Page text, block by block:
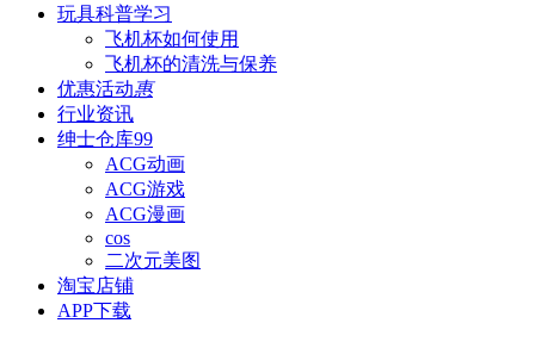
玩具科普学习
飞机杯如何使用
飞机杯的清洗与保养
优惠活动惠
行业资讯
绅士仓库99
ACG动画
ACG游戏
ACG漫画
cos
二次元美图
淘宝店铺
APP下载